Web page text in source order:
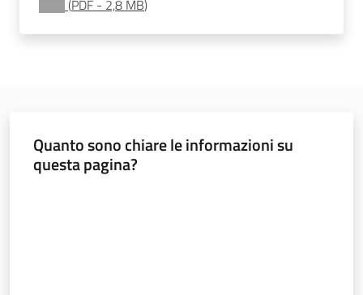
territoriali,
europee e
(PDF - 2,8 MB)
Quanto sono chiare le informazioni su
questa pagina?